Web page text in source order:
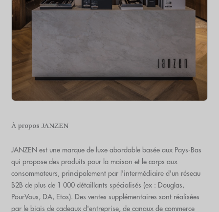
À propos JANZEN
JANZEN est une marque de luxe abordable basée aux Pays-Bas
qui propose des produits pour la maison et le corps aux
consommateurs, principalement par l'intermédiaire d'un réseau
B2B de plus de 1 000 détaillants spécialisés (ex : Douglas,
PourVous, DA, Etos). Des ventes supplémentaires sont réalisées
par le biais de cadeaux d'entreprise, de canaux de commerce